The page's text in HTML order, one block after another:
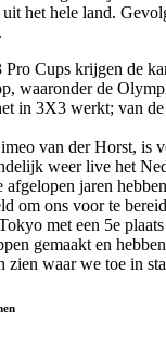
uit het hele land.
Cups krijgen de
waaronder de
in 3X3 werkt; van de
van der Horst, is
weer live het
afgelopen jaren
om ons voor te
met een 5e
gemaakt en
zien waar we toe in